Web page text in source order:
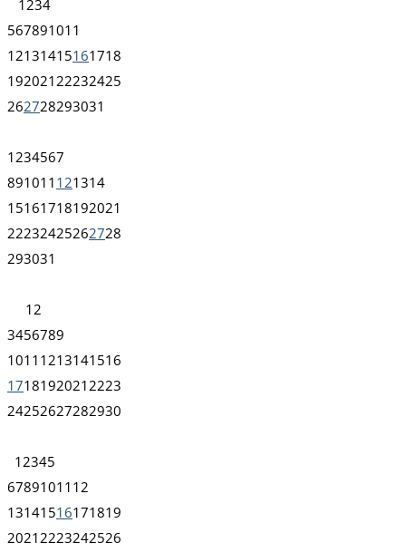
1 234
567891011
12131415161718
192021 22232425
262728293031
1 234567
891011 121314
15161718192021
22232425262728
293031
1 2
3456789
1011 1213141516
1718192021 2223
24252627282930
1 2345
67891011 12
13141516171819
2021 2223242526